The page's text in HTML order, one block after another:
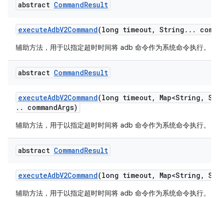
abstract CommandResult
executeAdbV2Command(long timeout, String . . .
辅助方法，用于以指定超时时间将 adb 命令作为系统命令执行。
abstract CommandResult
executeAdbV2Command(long timeout, Map<String ,
. . commandArgs)
辅助方法，用于以指定超时时间将 adb 命令作为系统命令执行。
abstract CommandResult
executeAdbV2Command(long timeout, Map<String ,
辅助方法，用于以指定超时时间将 adb 命令作为系统命令执行。